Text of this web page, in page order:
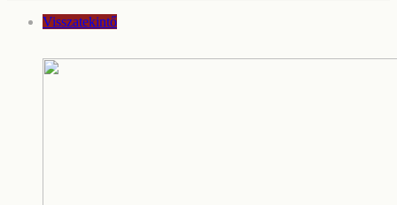
Visszatekintő